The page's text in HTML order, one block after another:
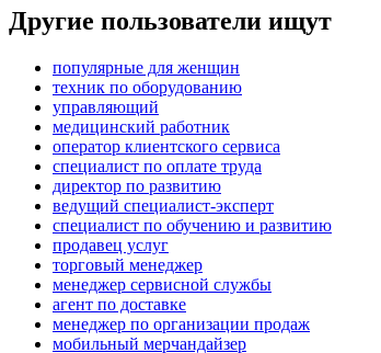
Другие пользователи ищут
популярные для женщин
техник по оборудованию
управляющий
медицинский работник
оператор клиентского сервиса
специалист по оплате труда
директор по развитию
ведущий специалист-эксперт
специалист по обучению и развитию
продавец услуг
торговый менеджер
менеджер сервисной службы
агент по доставке
менеджер по организации продаж
мобильный мерчандайзер